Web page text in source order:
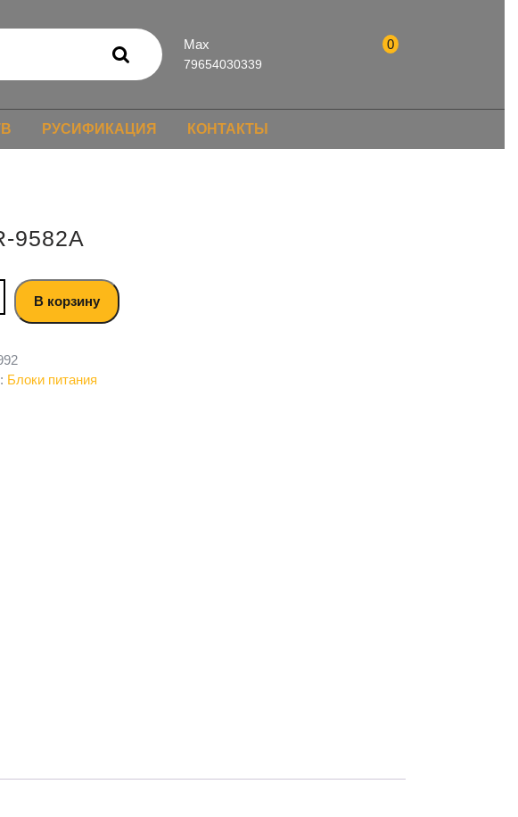
Max
79654030339
0
РУСИФИКАЦИЯ КОНТАКТЫ
9582A
В корзину
Блоки питания